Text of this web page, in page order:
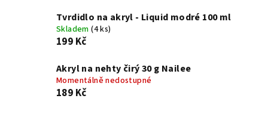
Tvrdidlo na akryl - Liquid modré 100 ml
Skladem(4 ks)
199 Kč
Akryl na nehty čirý 30 g Nailee
Momentálně nedostupné
189 Kč